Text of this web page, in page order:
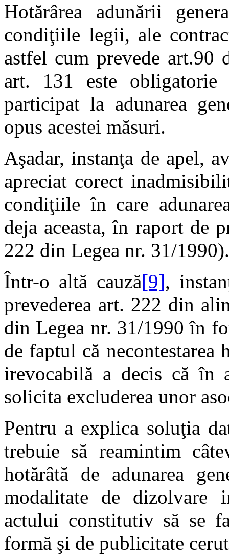
Hotărârea adunării
condiţiile legii, ale
astfel cum prevede art.90
art. 131 este
participat la adunarea
opus acestei măsuri.
Aşadar, instanţa de apel,
apreciat corect
condiţiile în care
deja aceasta, în raport de
222 din Legea nr. 31/1990).
Într-o altă cauză[9],
prevederea art. 222 din
din Legea nr. 31/1990 în
de faptul că necontestarea
irevocabilă a decis că în
solicita excluderea unor
Pentru a explica soluţia
trebuie să reamintim
hotărâtă de adunarea
modalitate de dizolvare
actului constitutiv să se
formă şi de publicitate